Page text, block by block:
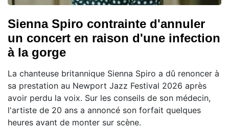
Sienna Spiro contrainte d'annuler
un concert en raison d'une infection
à la gorge
La chanteuse britannique Sienna Spiro a dû renoncer à
sa prestation au Newport Jazz Festival 2026 après
avoir perdu la voix. Sur les conseils de son médecin,
l'artiste de 20 ans a annoncé son forfait quelques
heures avant de monter sur scène.